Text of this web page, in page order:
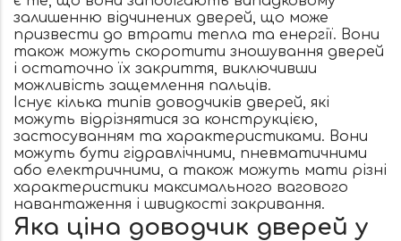
залишенню відчинених дверей, що може
призвести до втрати тепла та енергії. Вони
також можуть скоротити зношування дверей
і остаточно їх закриття, виключивши
можливість защемлення пальців.
Існує кілька типів доводчиків дверей, які
можуть відрізнятися за конструкцією,
застосуванням та характеристиками. Вони
можуть бути гідравлічними, пневматичними
або електричними, а також можуть мати різні
характеристики максимального вагового
навантаження і швидкості закривання.
Яка ціна доводчик дверей у